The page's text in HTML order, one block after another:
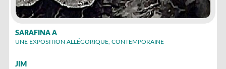
SARAFINA A
UNE EXPOSITION ALLÉGORIQUE, CONTEMPORAINE
JIM